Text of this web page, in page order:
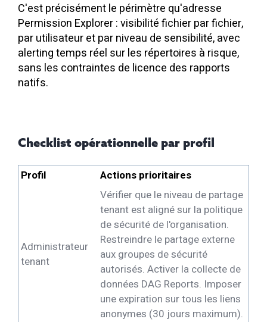
C'est précisément le périmètre qu'adresse
Permission Explorer : visibilité fichier par fichier,
par utilisateur et par niveau de sensibilité, avec
alerting temps réel sur les répertoires à risque,
sans les contraintes de licence des rapports
natifs.
Checklist opérationnelle par profil
Profil Actions prioritaires
Administrateur
tenant
Vérifier que le niveau de partage
tenant est aligné sur la politique
de sécurité de l'organisation.
Restreindre le partage externe
aux groupes de sécurité
autorisés. Activer la collecte de
données DAG Reports. Imposer
une expiration sur tous les liens
anonymes (30 jours maximum).